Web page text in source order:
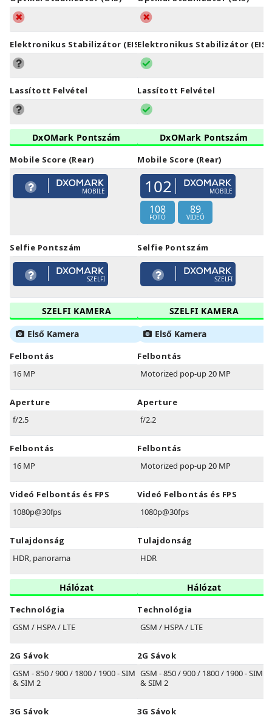
Elektronikus Stabilizátor (EIS)
Lassított Felvétel
DxOMark Pontszám
Mobile Score (Rear)
MOBILE
Selfie Pontszám
SZELFI
SZELFI KAMERA
Első Kamera
Felbontás
16 MP
Aperture
f/2.5
Felbontás
16 MP
Videó Felbontás és FPS
1080p@30fps
Tulajdonság
HDR, panorama
Hálózat
Technológia
GSM / HSPA / LTE
2G Sávok
GSM - 850 / 900 / 1800 / 1900 - SIM 1
& SIM 2
3G Sávok
Elektronikus Stabilizátor (EIS)
Lassított Felvétel
DxOMark Pontszám
Mobile Score (Rear)
102 MOBILE
108
FOTÓ
89
VIDEÓ
Selfie Pontszám
SZELFI
SZELFI KAMERA
Első Kamera
Felbontás
Motorized pop-up 20 MP
Aperture
f/2.2
Felbontás
Motorized pop-up 20 MP
Videó Felbontás és FPS
1080p@30fps
Tulajdonság
HDR
Hálózat
Technológia
GSM / HSPA / LTE
2G Sávok
GSM - 850 / 900 / 1800 / 1900 - SIM 1
& SIM 2
3G Sávok